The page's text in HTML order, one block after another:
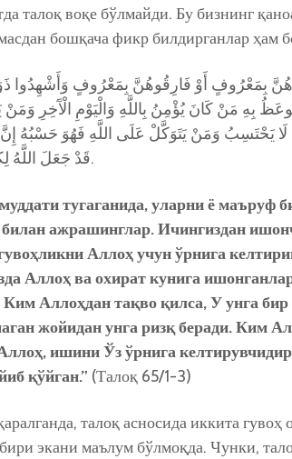
талоқ воқе бўлмайди. Бу бизнинг
бошқача фикр билдирганлар ҳам
بِمَعْرُوفٍ أَوْ فَارِقُوهُنَّ بِمَعْرُوفٍ وَأَشْهِدُوا
بِهِ مَنْ كَانَ يُؤْمِنُ بِاللَّهِ وَالْيَوْمِ الْآَخِرِ وَمَنْ
يَحْتَسِبُ وَمَنْ يَتَوَكَّلْ عَلَى اللَّهِ فَهُوَ حَسْبُهُ إِنَّ
قَدْ جَعَلَ اللَّهُ لِكُلِّ شَيْءٍ قَدْرًا.
тугаганида, уларни ё маъруф
ажрашинглар. Ичингиздан
Аллоҳ учун ўрнига
Аллоҳ ва охират кунига
Ким Аллоҳдан тақво қилса, У унга
жойидан унга ризқ беради. Ким
ишини Ўз ўрнига
қўйган.” (Талоқ 65/1-3)
талоқ асносида иккита
экани маълум бўлмоқда. Чунки,